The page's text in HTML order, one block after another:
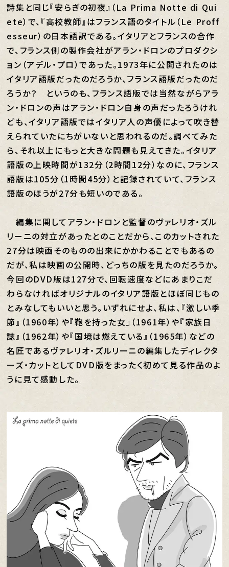
詩集と同じ『安らぎの初夜』（La Prima Notte di Qui
ete）で、『高校教師』はフランス語のタイトル（Le Proff
esseur）の日本語訳である。イタリアとフランスの合作
で、フランス側の製作会社がアラン・ドロンのプロダクシ
ョン（アデル・プロ）であった。1973年に公開されたのは
イタリア語版だったのだろうか、フランス語版だったのだ
ろうか？ というのも、フランス語版では当然ながらアラ
ン・ドロンの声はアラン・ドロン自身の声だったろうけれ
ども、イタリア語版ではイタリア人の声優によって吹き替
えられていたにちがいないと思われるのだ。調べてみた
ら、それ以上にもっと大きな問題も見えてきた。イタリア
語版の上映時間が132分（2時間12分）なのに、フランス
語版は105分（1時間45分）と記録されていて、フランス
語版のほうが27分も短いのである。
編集に関してアラン・ドロンと監督のヴァレリオ・ズル
リーニの対立があったとのことだから、このカットされた
27分は映画そのものの出来にかかわることでもあるの
だが、私は映画の公開時、どっちの版を見たのだろうか。
今回のDVD版は127分で、回転速度などにあまりこだ
わらなければオリジナルのイタリア語版とほぼ同じもの
とみなしてもいいと思う。いずれにせよ、私は、『激しい季
節』（1960年）や『鞄を持った女』（1961年）や『家族日
誌』（1962年）や『国境は燃えている』（1965年）などの
名匠であるヴァレリオ・ズルリーニの編集したディレクタ
ーズ・カットとしてDVD版をまったく初めて見る作品のよ
うに見て感動した。